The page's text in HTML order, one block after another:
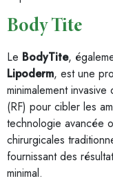
Body Tite
Le BodyTite,
Lipoderm, est une
minimalement
(RF) pour cibler les
technologie avancée
chirurgicales
fournissant des
minimal.